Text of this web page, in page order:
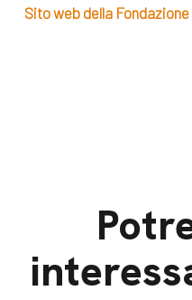
Sito web della